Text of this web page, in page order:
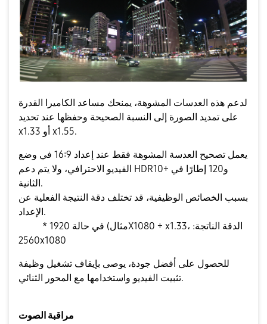
لدعم هذه العدسات المشوهة، يمنحك مساعد الكاميرا القدرة
على تمديد الصورة إلى النسبة الصحيحة وحفظها عند تحديد
x1.33 أو x1.55.
يعمل تصحيح العدسة المشوهة فقط عند إعداد 16:9 في وضع
الفيديو الاحترافي، ولا يتم دعم HDR10+ و120 إطارًا في
الثانية.
بسبب الخصائص الوظيفية، قد تختلف دقة النتيجة الفعلية عن
الإعداد.
* مثال) في حالة 1920X1080 + x1.33، الدقة الناتجة:
2560x1080
للحصول على أفضل جودة، يوصى بإيقاف تشغيل وظيفة
تثبيت الفيديو واستخدامها مع المحور الثنائي.
مراقبة الصوت